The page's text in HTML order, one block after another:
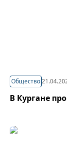
Общество
В Кургане